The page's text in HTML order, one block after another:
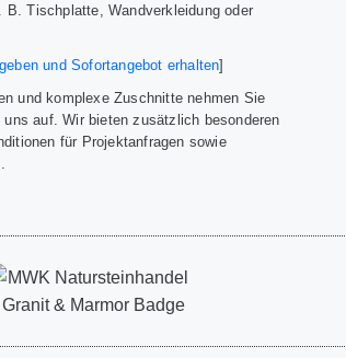
B. Tischplatte, Wandverkleidung oder
und Sofortangebot erhalten]
und komplexe Zuschnitte nehmen Sie
auf. Wir bieten zusätzlich besonderen
für Projektanfragen sowie